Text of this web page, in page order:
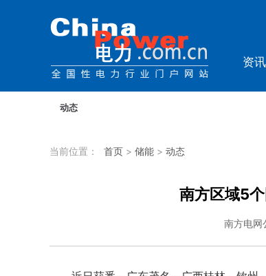
资讯
动态
当前位置： 首页 > 储能 > 动态
南方区域5
南方电网